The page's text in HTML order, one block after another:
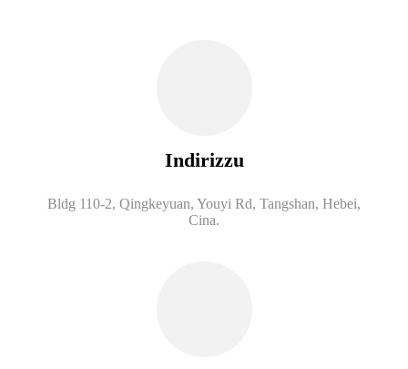
Indirizzu
Bldg 110-2, Qingkeyuan, Youyi Rd, Tangshan, Hebei,
Cina.